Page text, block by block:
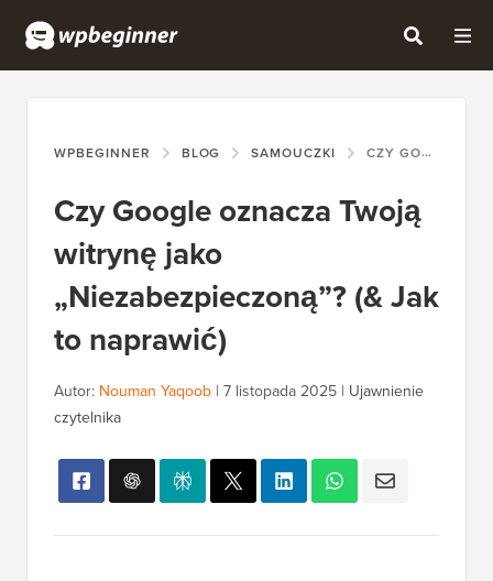
WPBEGINNER BLOG SAMOUCZKI CZY GOOGLE OZNACZA TWOJĄ WITRYNĘ JAKO „NIEZABEZPIECZONĄ”? (& JAK TO NAPRAWIĆ)
Czy Google oznacza Twoją
witrynę jako
„Niezabezpieczoną”? (& Jak
to naprawić)
Autor: Nouman Yaqoob | 7 listopada 2025 | Ujawnienie
czytelnika